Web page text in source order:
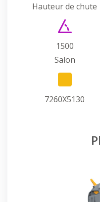
Hauteur de chute
1500
Salon
7260X5130